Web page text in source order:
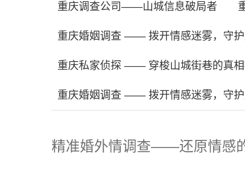
重庆调查公司——山城信息破局者
重庆婚姻调查 —— 拨开情感迷雾，守
重庆私家侦探 —— 穿梭山城街巷的真
重庆婚姻调查 —— 拨开情感迷雾，守
精准婚外情调查——还原情感